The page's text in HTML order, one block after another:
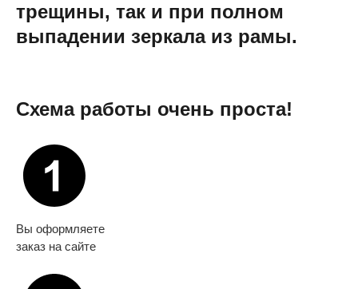
трещины, так и при полном
выпадении зеркала из рамы​.
Схема работы очень проста!
Вы оформляете
заказ на сайте